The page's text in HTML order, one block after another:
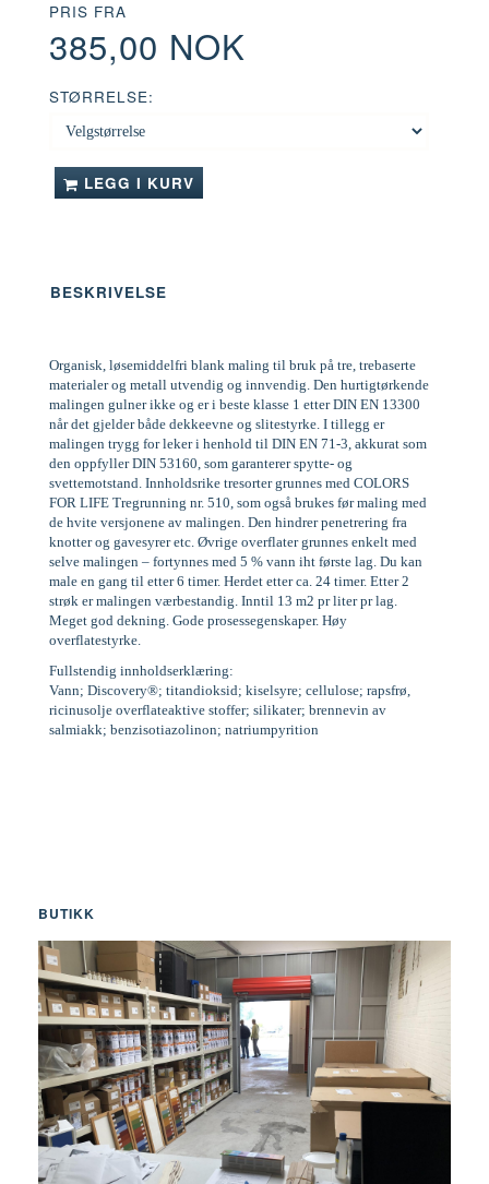
PRIS FRA
385,00 NOK
STØRRELSE:
LEGG I KURV
BESKRIVELSE
Organisk, løsemiddelfri blank maling til bruk på tre, trebaserte
materialer og metall utvendig og innvendig. Den hurtigtørkende
malingen gulner ikke og er i beste klasse 1 etter DIN EN 13300
når det gjelder både dekkeevne og slitestyrke. I tillegg er
malingen trygg for leker i henhold til DIN EN 71-3, akkurat som
den oppfyller DIN 53160, som garanterer spytte- og
svettemotstand. Innholdsrike tresorter grunnes med COLORS
FOR LIFE Tregrunning nr. 510, som også brukes før maling med
de hvite versjonene av malingen. Den hindrer penetrering fra
knotter og gavesyrer etc. Øvrige overflater grunnes enkelt med
selve malingen – fortynnes med 5 % vann iht første lag. Du kan
male en gang til etter 6 timer. Herdet etter ca. 24 timer. Etter 2
strøk er malingen værbestandig. Inntil 13 m2 pr liter pr lag.
Meget god dekning. Gode prosessegenskaper. Høy
overflatestyrke.
Fullstendig innholdserklæring:
Vann; Discovery®; titandioksid; kiselsyre; cellulose; rapsfrø,
ricinusolje overflateaktive stoffer; silikater; brennevin av
salmiakk; benzisotiazolinon; natriumpyrition
BUTIKK